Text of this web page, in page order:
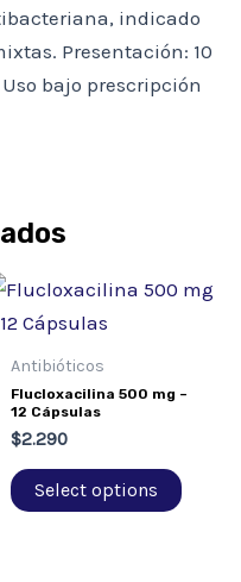
indicado
Presentación: 10
bajo prescripción
Antibióticos
Flucloxacilina 500 mg –
12 Cápsulas
$2.290
Select options